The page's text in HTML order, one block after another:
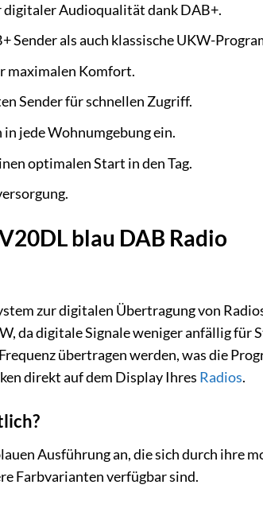
digitaler Audioqualität dank DAB+.
Sender als auch klassische UKW-
maximalen Komfort.
Sender für schnellen Zugriff.
jede Wohnumgebung ein.
optimalen Start in den Tag.
blau DAB Radio
zur digitalen Übertragung von
da digitale Signale weniger anfällig für
übertragen werden, was die
direkt auf dem Display Ihres Radios.
Ausführung an, die sich durch ihre
Farbvarianten verfügbar sind.